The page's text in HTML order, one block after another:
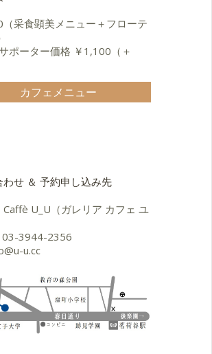
（采食顕美メニュー＋フローテ
ポーター価格 ￥1,100（＋
カフェメニュー
わせ ＆ 予約申し込み先
Caffè U_U（ガレリア カフェ ユ
03-3944-2356
u.cc